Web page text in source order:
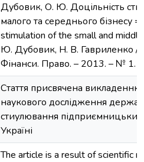
Дубовик, О. Ю. Доцільність
малого та середнього бізнесу
stimulation of thе small and
Ю. Дубовик, Н. В. Гавриленко //
Фінанси. Право. – 2013. – № 1.
Стаття присвячена викладенню
наукового дослідження
стиулювання підприємницьких
Україні
The article is a result of scientific